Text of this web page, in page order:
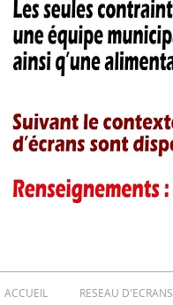
ACCUEIL RESEAU D'ECRANS